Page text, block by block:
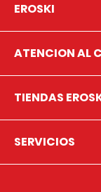
EROSKI
ATENCION AL
TIENDAS
SERVICIOS